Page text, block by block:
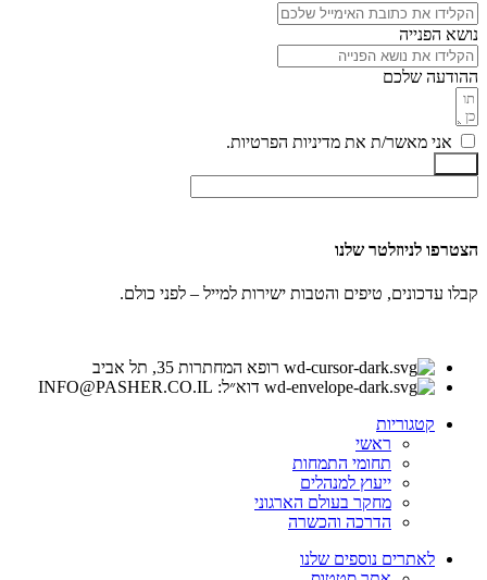
נושא הפנייה
ההודעה שלכם
אני מאשר/ת את מדיניות הפרטיות.
הצטרפו לניוזלטר שלנו
קבלו עדכונים, טיפים והטבות ישירות למייל – לפני כולם.
רופא המחתרות 35, תל אביב
דוא״ל: INFO@PASHER.CO.IL
קטגוריות
ראשי
תחומי התמחות
ייעוץ למנהלים
מחקר בעולם הארגוני
הדרכה והכשרה
לאתרים נוספים שלנו